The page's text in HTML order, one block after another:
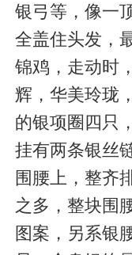
银弓等，像一
全盖住头发，
锦鸡，走动时
辉，华美玲珑
的银项圈四只
挂有两条银丝
围腰上，整齐
之多，整块围
图案，另系银